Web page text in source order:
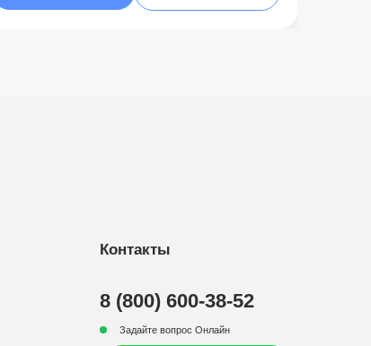
Контакты
8 (800) 600-38-52
Задайте вопрос Онлайн